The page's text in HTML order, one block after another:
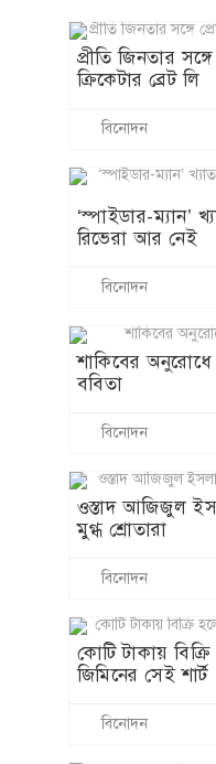
প্রীতি জিনতার
ক্রিকেটার ব্রেট লি
বিনোদন
‘স্পাইডার-ম্যান’
রিভেরা আর নেই
বিনোদন
শাকিবের অনুরোধে
ববিতা
বিনোদন
ওস্তাদ আজিজুল
মুগ্ধ শ্রোতারা
বিনোদন
কোটি টাকায়
জিমিনের সেই শার্ট
বিনোদন